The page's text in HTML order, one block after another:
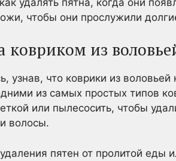
чтобы они прослужили
ковриком из
узнав, что коврики из
из самых простых типов
или пылесосить, чтобы
волосы.
пятен от пролитой